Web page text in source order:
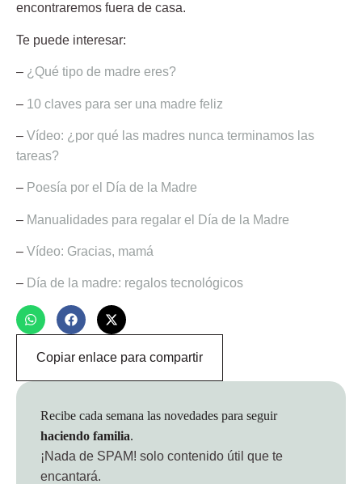
encontraremos fuera de casa.
Te puede interesar:
– ¿Qué tipo de madre eres?
– 10 claves para ser una madre feliz
– Vídeo: ¿por qué las madres nunca terminamos las
tareas?
– Poesía por el Día de la Madre
– Manualidades para regalar el Día de la Madre
– Vídeo: Gracias, mamá
– Día de la madre: regalos tecnológicos
Copiar enlace para compartir
Recibe cada semana las novedades para seguir
haciendo familia.
¡Nada de SPAM! solo contenido útil que te
encantará.